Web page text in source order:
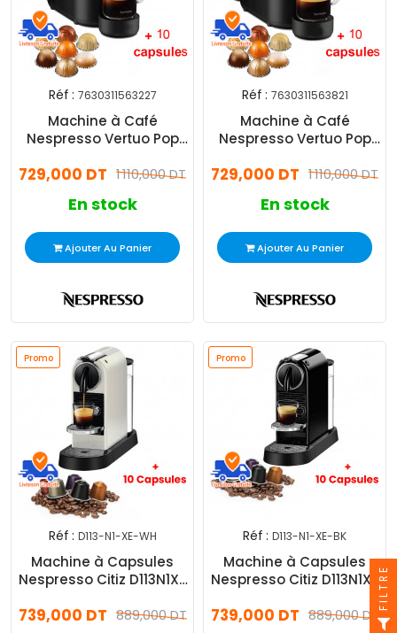
Réf : 7630311563227
Machine à Café
Nespresso Vertuo Pop
1 110,000 DT
729,000 DT
En stock
Ajouter Au Panier
Réf : 7630311563821
Machine à Café
Nespresso Vertuo Pop
1 110,000 DT
729,000 DT
En stock
Ajouter Au Panier
Promo
Réf : D113-N1-XE-WH
Machine à Capsules
Nespresso Citiz D113N1XE
889,000 DT
739,000 DT
Promo
Réf : D113-N1-XE-BK
Machine à Capsules
Nespresso Citiz D113N1XE
889,000 DT
739,000 DT
FILTRE